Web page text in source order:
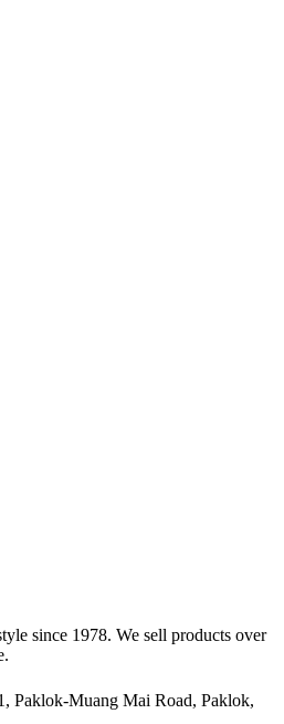
since 1978. We sell products over
Paklok-Muang Mai Road, Paklok,